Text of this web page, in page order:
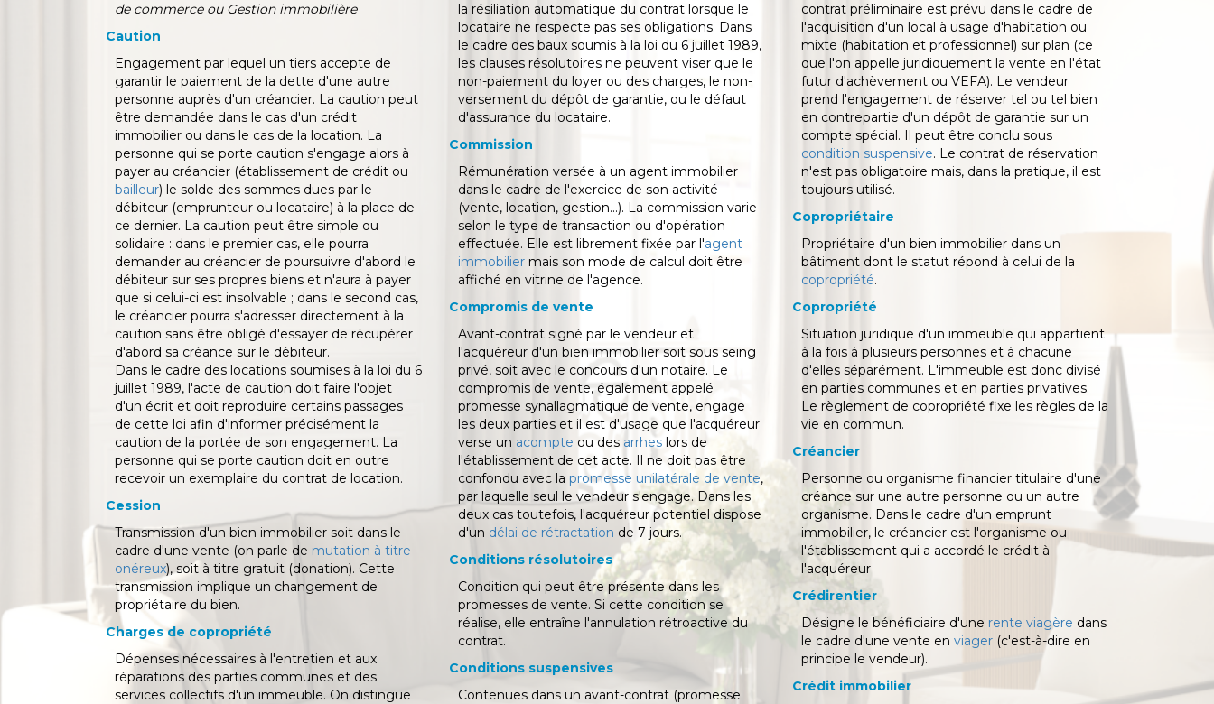
de commerce ou Gestion immobilière
Caution
Engagement par lequel un tiers accepte de
garantir le paiement de la dette d'une autre
personne auprès d'un créancier. La caution peut
être demandée dans le cas d'un crédit
immobilier ou dans le cas de la location. La
personne qui se porte caution s'engage alors à
payer au créancier (établissement de crédit ou
bailleur) le solde des sommes dues par le
débiteur (emprunteur ou locataire) à la place de
ce dernier. La caution peut être simple ou
solidaire : dans le premier cas, elle pourra
demander au créancier de poursuivre d'abord le
débiteur sur ses propres biens et n'aura à payer
que si celui-ci est insolvable ; dans le second cas,
le créancier pourra s'adresser directement à la
caution sans être obligé d'essayer de récupérer
d'abord sa créance sur le débiteur.
Dans le cadre des locations soumises à la loi du 6
juillet 1989, l'acte de caution doit faire l'objet
d'un écrit et doit reproduire certains passages
de cette loi afin d'informer précisément la
caution de la portée de son engagement. La
personne qui se porte caution doit en outre
recevoir un exemplaire du contrat de location.
Cession
Transmission d'un bien immobilier soit dans le
cadre d'une vente (on parle de mutation à titre
onéreux), soit à titre gratuit (donation). Cette
transmission implique un changement de
propriétaire du bien.
Charges de copropriété
Dépenses nécessaires à l'entretien et aux
réparations des parties communes et des
services collectifs d'un immeuble. On distingue
la résiliation automatique du contrat lorsque le
locataire ne respecte pas ses obligations. Dans
le cadre des baux soumis à la loi du 6 juillet 1989,
les clauses résolutoires ne peuvent viser que le
non-paiement du loyer ou des charges, le non-
versement du dépôt de garantie, ou le défaut
d'assurance du locataire.
Commission
Rémunération versée à un agent immobilier
dans le cadre de l'exercice de son activité
(vente, location, gestion...). La commission varie
selon le type de transaction ou d'opération
effectuée. Elle est librement fixée par l'agent
immobilier mais son mode de calcul doit être
affiché en vitrine de l'agence.
Compromis de vente
Avant-contrat signé par le vendeur et
l'acquéreur d'un bien immobilier soit sous seing
privé, soit avec le concours d'un notaire. Le
compromis de vente, également appelé
promesse synallagmatique de vente, engage
les deux parties et il est d'usage que l'acquéreur
verse un acompte ou des arrhes lors de
l'établissement de cet acte. Il ne doit pas être
confondu avec la promesse unilatérale de vente,
par laquelle seul le vendeur s'engage. Dans les
deux cas toutefois, l'acquéreur potentiel dispose
d'un délai de rétractation de 7 jours.
Conditions résolutoires
Condition qui peut être présente dans les
promesses de vente. Si cette condition se
réalise, elle entraîne l'annulation rétroactive du
contrat.
Conditions suspensives
Contenues dans un avant-contrat (promesse
contrat préliminaire est prévu dans le cadre de
l'acquisition d'un local à usage d'habitation ou
mixte (habitation et professionnel) sur plan (ce
que l'on appelle juridiquement la vente en l'état
futur d'achèvement ou VEFA). Le vendeur
prend l'engagement de réserver tel ou tel bien
en contrepartie d'un dépôt de garantie sur un
compte spécial. Il peut être conclu sous
condition suspensive. Le contrat de réservation
n'est pas obligatoire mais, dans la pratique, il est
toujours utilisé.
Copropriétaire
Propriétaire d'un bien immobilier dans un
bâtiment dont le statut répond à celui de la
copropriété.
Copropriété
Situation juridique d'un immeuble qui appartient
à la fois à plusieurs personnes et à chacune
d'elles séparément. L'immeuble est donc divisé
en parties communes et en parties privatives.
Le règlement de copropriété fixe les règles de la
vie en commun.
Créancier
Personne ou organisme financier titulaire d'une
créance sur une autre personne ou un autre
organisme. Dans le cadre d'un emprunt
immobilier, le créancier est l'organisme ou
l'établissement qui a accordé le crédit à
l'acquéreur
Crédirentier
Désigne le bénéficiaire d'une rente viagère dans
le cadre d'une vente en viager (c'est-à-dire en
principe le vendeur).
Crédit immobilier